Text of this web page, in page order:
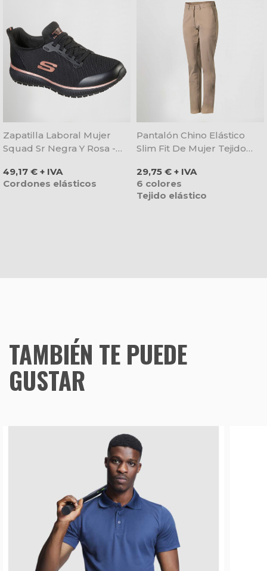
Zapatilla Laboral Mujer
Squad Sr Negra Y Rosa -
Precio
49,17 € + IVA
Cordones elásticos
Pantalón Chino Elástico
Slim Fit De Mujer Tejido
Precio
29,75 € + IVA
6 colores
Tejido elástico
TAMBIÉN TE PUEDE
GUSTAR